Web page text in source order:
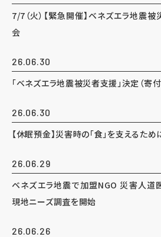
7/7（火）【緊急開催】ベネズエラ地震
会
26.06.30
「ベネズエラ地震被災者支援」決定（寄
26.06.30
【休眠預金】災害時の「食」を支えるため
26.06.29
ベネズエラ地震で加盟NGO 災害人道
現地ニーズ調査を開始
26.06.26